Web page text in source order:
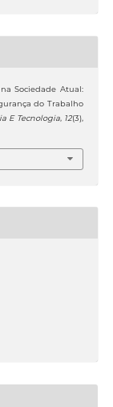
Sociedade Atual:
do Trabalho
E Tecnologia, 12(3),